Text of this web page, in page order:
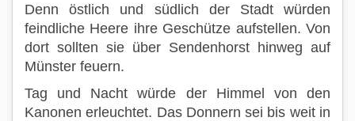
Denn östlich und südlich der Stadt würden
feindliche Heere ihre Geschütze aufstellen. Von
dort sollten sie über Sendenhorst hinweg auf
Münster feuern.
Tag und Nacht würde der Himmel von den
Kanonen erleuchtet. Das Donnern sei bis weit in